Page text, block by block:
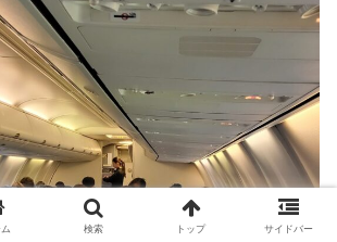
検索 トップ サイドバー